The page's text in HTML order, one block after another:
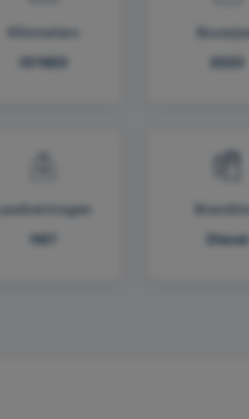
Kilometers
Laadvermogen
1167 Diesel